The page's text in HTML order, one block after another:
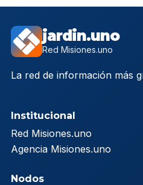
jardin.uno
Red Misiones.uno
La red de información más
Institucional
Red Misiones.uno
Agencia Misiones.uno
Nodos